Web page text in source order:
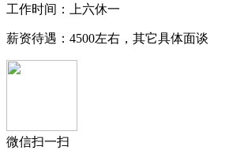
工作时间：上六休一
薪资待遇：4500左右，其它具体面谈
微信扫一扫